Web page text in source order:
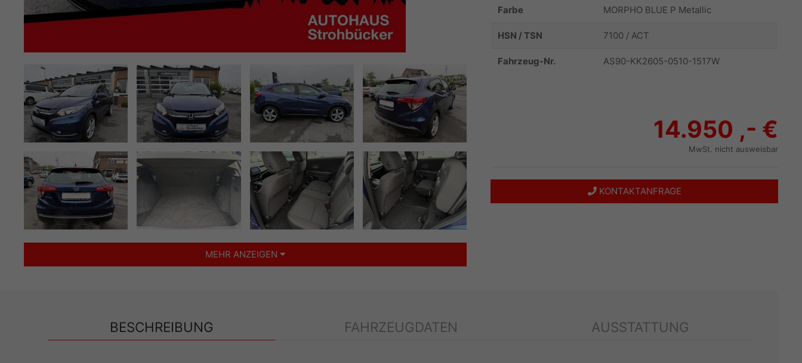
MEHR ANZEIGEN
Farbe MORPHO BLUE P Metallic
HSN / TSN 7100 / ACT
Fahrzeug-Nr. AS90-KK2605-0510-1517W
14.950 ,- €
MwSt. nicht ausweisbar
KONTAKTANFRAGE
BESCHREIBUNG FAHRZEUGDATEN AUSSTATTUNG